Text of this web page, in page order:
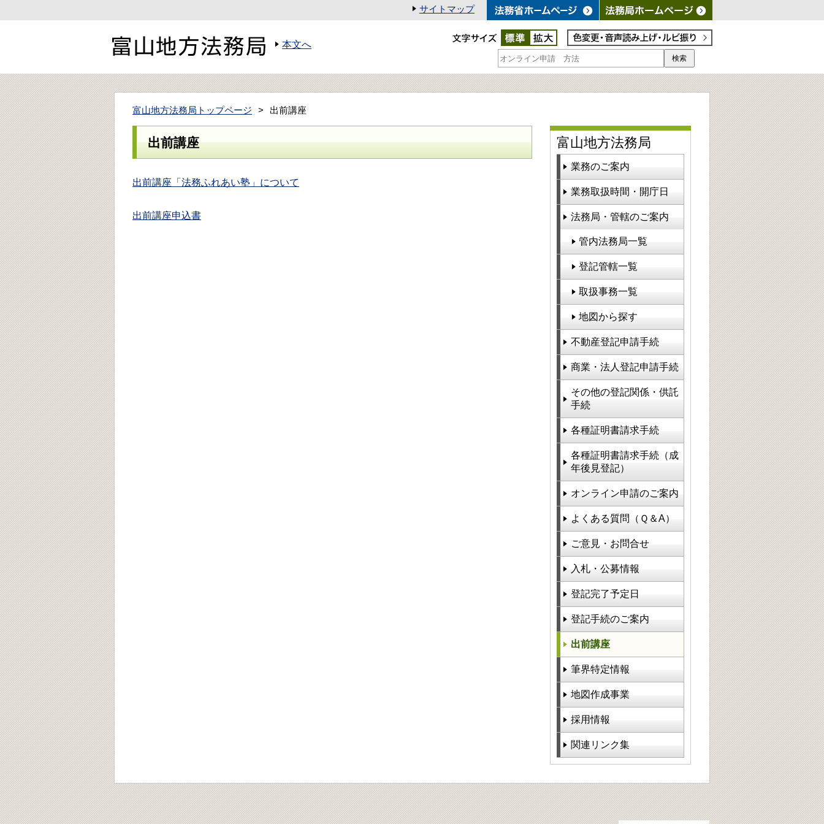
サイトマップ
本文へ
検索
富山地方法務局トップページ 出前講座
出前講座
出前講座「法務ふれあい塾」について
出前講座申込書
富山地方法務局
業務のご案内
業務取扱時間・開庁日
法務局・管轄のご案内
管内法務局一覧
登記管轄一覧
取扱事務一覧
地図から探す
不動産登記申請手続
商業・法人登記申請手続
その他の登記関係・供託
手続
各種証明書請求手続
各種証明書請求手続（成
年後見登記）
オンライン申請のご案内
よくある質問（Ｑ＆A）
ご意見・お問合せ
入札・公募情報
登記完了予定日
登記手続のご案内
出前講座
筆界特定情報
地図作成事業
採用情報
関連リンク集